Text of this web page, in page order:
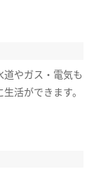
やガス・電気も
活ができます。